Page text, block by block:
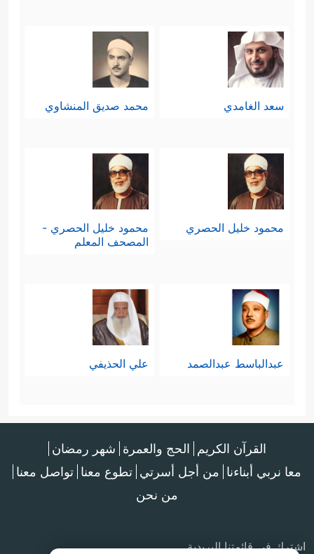
سعد الغامدي محمد صديق المنشاوي
محمود خليل الحصري
محمود خليل الحصري -
المصحف المعلم
عبدالباسط عبدالصمد علي الحذيفي
القرآن الكريم الحج والعمرة شهر رمضان
معا نربي أبناءنا من أجل أسرتي تطوع معنا تواصل معنا
من نحن
اشترك في قائمتنا البريدية